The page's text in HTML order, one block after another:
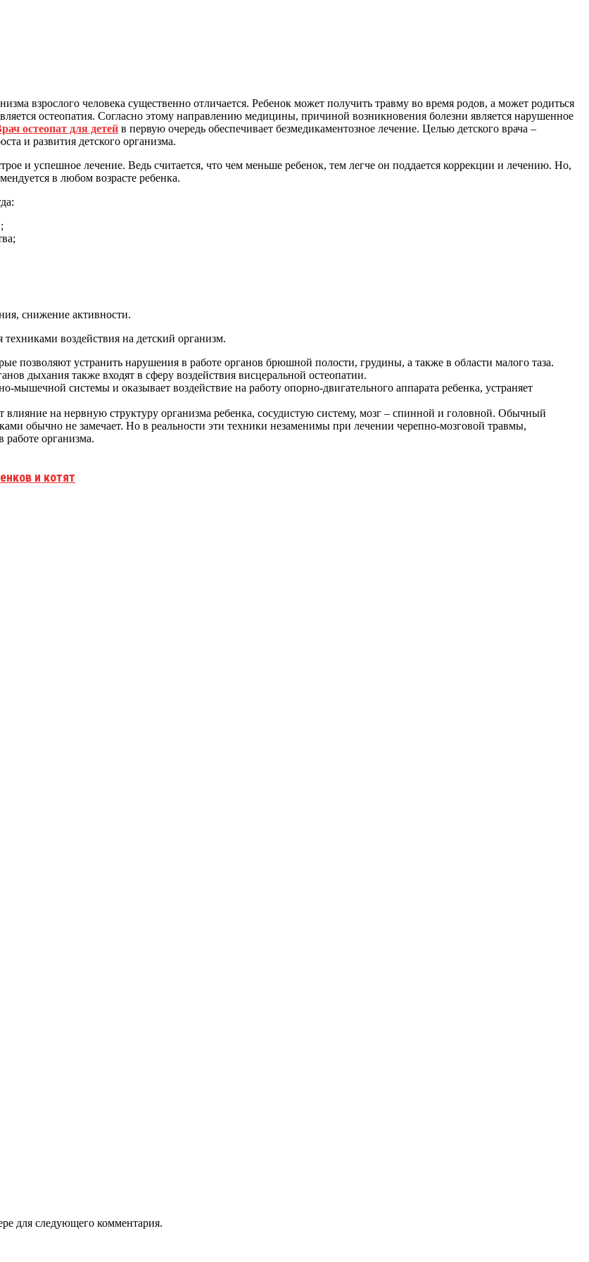
взрослого человека существенно отличается. Ребенок может получить травму во время родов, а может родиться
остеопатия. Согласно этому направлению медицины, причиной возникновения болезни является нарушенное
остеопат для детей в первую очередь обеспечивает безмедикаментозное лечение. Целью детского врача –
и развития детского организма.
и успешное лечение. Ведь считается, что чем меньше ребенок, тем легче он поддается коррекции и лечению. Но,
в любом возрасте ребенка.
снижение активности.
воздействия на детский организм.
позволяют устранить нарушения в работе органов брюшной полости, грудины, а также в области малого таза.
дыхания также входят в сферу воздействия висцеральной остеопатии.
мышечной системы и оказывает воздействие на работу опорно-двигательного аппарата ребенка, устраняет
влияние на нервную структуру организма ребенка, сосудистую систему, мозг – спинной и головной. Обычный
обычно не замечает. Но в реальности эти техники незаменимы при лечении черепно-мозговой травмы,
организма.
и котят
для следующего комментария.